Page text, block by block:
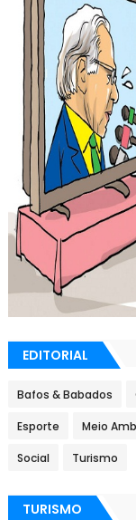
EDITORIAL
Bafos & Babados
Esporte Meio
Social Turismo
TURISMO